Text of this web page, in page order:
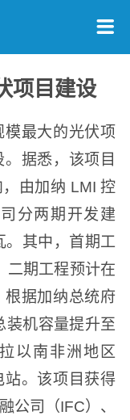
项目建设
最大的光伏项
据悉，该项目
由加纳 LMI 控
分两期开发建
。其中，首期工
二期工程预计在
根据加纳总统府
装机容量提升至
以南非洲地区
站。该项目获得
公司（IFC）、